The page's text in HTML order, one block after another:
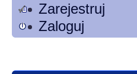
Zarejestruj
Zaloguj